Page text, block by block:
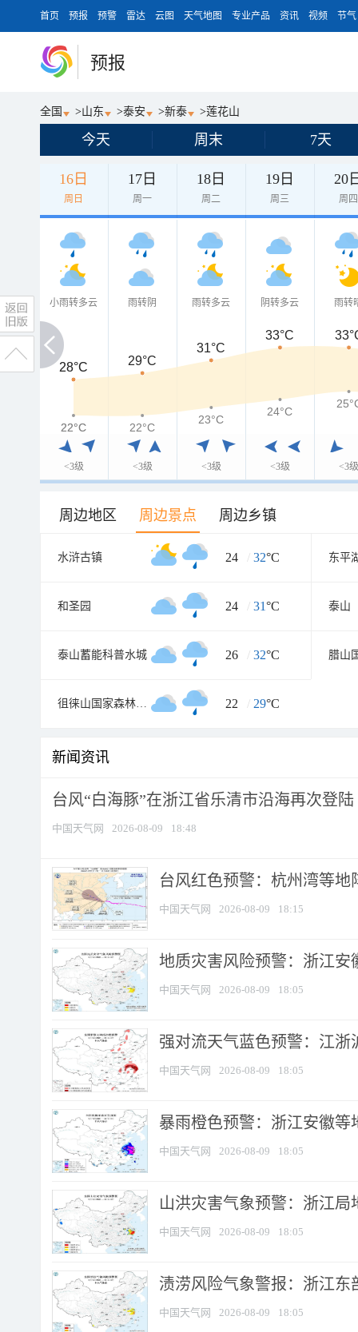
首页 预报 预警 雷达 云图 天气地图 专业产品 资讯 视频 节气
预报
全国 >山东 >泰安 >新泰 >莲花山
今天 周末 7天
16日
周日
17日
周一
18日
周二
19日
周三
20
周四
小雨转多云
<3级
雨转阴
<3级
雨转多云
<3级
阴转多云
<3级
雨转
<3级
28°C
28°C 29°C
31°C
33°C
22°C
22°C 22°C
23°C
24°C
周边地区 周边景点 周边乡镇
水浒古镇 24 / 32°C 东平
和圣园 24 / 31°C 泰山
泰山蓄能科普水城 26 / 32°C 腊山
徂徕山国家森林公园 22 / 29°C
新闻资讯
台风“白海豚”在浙江省乐清市沿海再次登陆
中国天气网 2026-08-09 18:48
台风红色预警：杭州湾等地
中国天气网 2026-08-09 18:15
地质灾害风险预警：浙江安
中国天气网 2026-08-09 18:05
强对流天气蓝色预警：江浙
中国天气网 2026-08-09 18:05
暴雨橙色预警：浙江安徽等
中国天气网 2026-08-09 18:05
山洪灾害气象预警：浙江
中国天气网 2026-08-09 18:05
渍涝风险气象警报：浙江
中国天气网 2026-08-09 18:05